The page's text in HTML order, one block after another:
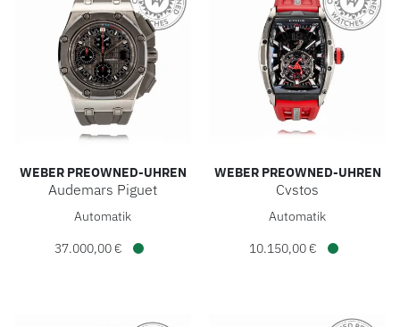
WEBER PREOWNED-UHREN
Audemars Piguet
Weber Preowned-Uhren Audemars Piguet, Ref:
Automatik
37.000,00 €
WEBER PREOWNED-UHREN
Cvstos
Weber Preowned-Uhren
Automatik
10.150,00 €